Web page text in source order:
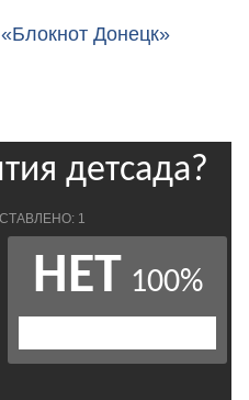
Донецк»